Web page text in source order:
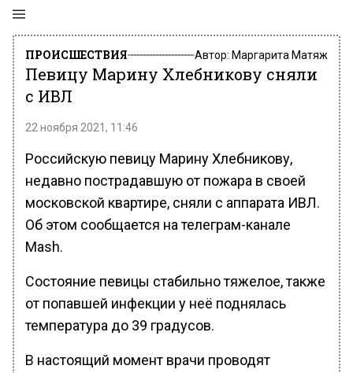
ПРОИСШЕСТВИЯ Автор: Маргарита Матяж
Певицу Марину Хлебникову сняли
с ИВЛ
22 ноября 2021, 11:46
Российскую певицу Марину Хлебникову,
недавно пострадавшую от пожара в своей
московской квартире, сняли с аппарата ИВЛ.
Об этом сообщается на телеграм-канале
Mash.
Состояние певицы стабильно тяжелое, также
от попавшей инфекции у неё поднялась
температура до 39 градусов.
В настоящий момент врачи проводят